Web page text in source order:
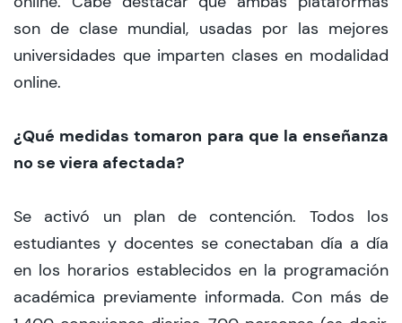
son de clase mundial, usadas por las mejores
universidades que imparten clases en modalidad
online.
¿Qué medidas tomaron para que la enseñanza
no se viera afectada?
Se activó un plan de contención. Todos los
estudiantes y docentes se conectaban día a día
en los horarios establecidos en la programación
académica previamente informada. Con más de